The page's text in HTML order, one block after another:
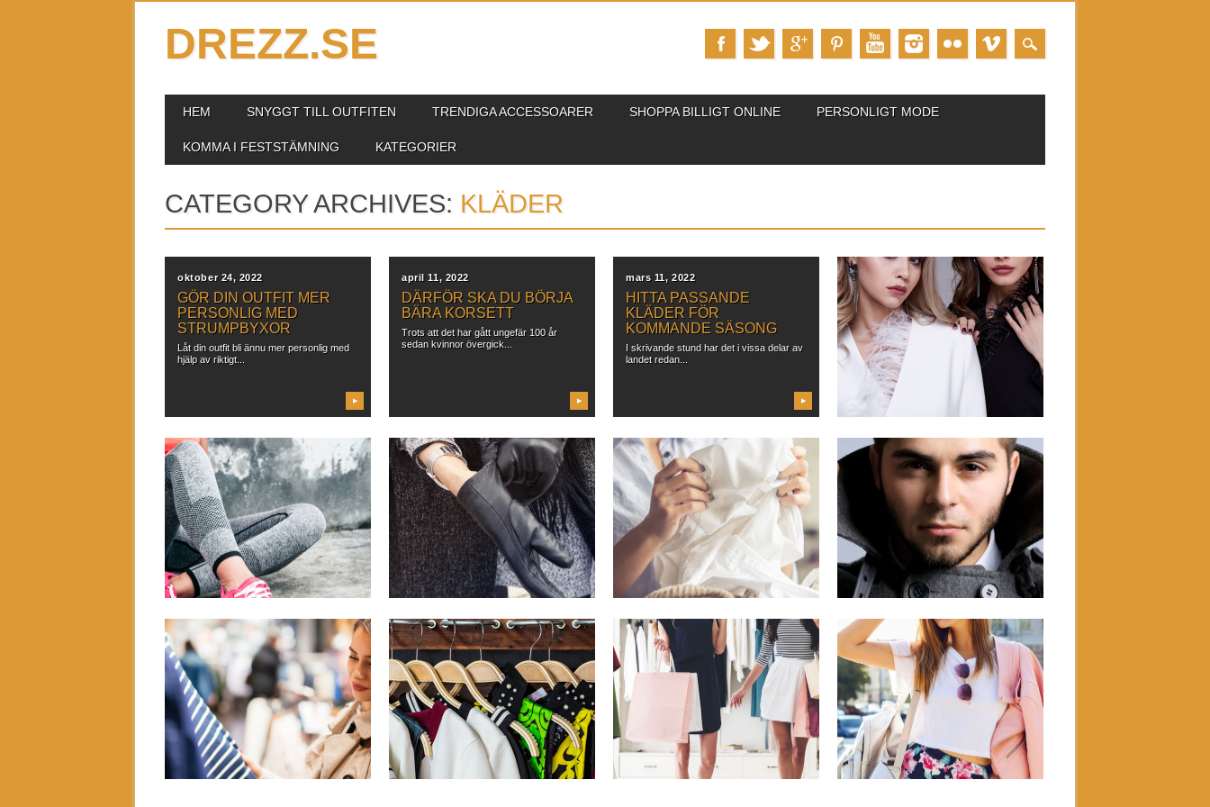
DREZZ.SE
MAIN MENU
HEM SNYGGT TILL OUTFITEN TRENDIGA ACCESSOARER SHOPPA BILLIGT ONLINE PERSONLIGT MODE
KOMMA I FESTSTÄMNING KATEGORIER
CATEGORY ARCHIVES: KLÄDER
oktober 24, 2022
GÖR DIN OUTFIT MER
PERSONLIG MED
STRUMPBYXOR
Låt din outfit bli ännu mer personlig med
hjälp av riktigt...
▶
april 11, 2022
DÄRFÖR SKA DU BÖRJA
BÄRA KORSETT
Trots att det har gått ungefär 100 år
sedan kvinnor övergick...
▶
mars 11, 2022
HITTA PASSANDE
KLÄDER FÖR
KOMMANDE SÄSONG
I skrivande stund har det i vissa delar av
landet redan...
▶
september 23, 2020
MATCHA SMINKET MED
KLÄDERNA
När det kommer till en komplett look
räcker det ju inte...
augusti 28, 2020
HITTA PASSANDE PLAGG
Kläder är något som vi regelbundet letar
efter och vissa gånger...
▶
augusti 26, 2020
HÖSTENS MODE 2020
Efter en härlig sommar med shorts, tunna
strandklänningar och badkläder är...
▶
augusti 14, 2020
TA HAND OM DINA
KLÄDER OCH
ACCESSOARER
Vill du att ditt favoritplagg ska hålla tills du
tröttnat på...
▶
juni 02, 2020
KLÄDERNA GÖR
MANNEN
Det sägs att kläderna gör mannen och
det kan stämma i...
april 02, 2020
KLÄDSHOPPNING ÅT
HONOM
Att köpa kläder till sig själv kan vara svårt
nog ibland....
maj 16, 2019
DIN GUIDE TILL
SOMMARENS SÄKRASTE
GARDEROB
Nu är det sommar och garderoben ska
ständigt uppgraderas. Vad ska...
▶
april 01, 2019
SHOPPA SMARTARE – HA
RÅD MED DIN NYA
GARDEROB
Som fashionista är shopping och kläder
inte bara ett roligt inslag...
▶
maj 07, 2018
MÅSTEN TILL VÅR OCH
SOMMAR
Som värmen äntligen börjar svepa in
över landet är det verkligen...
▶